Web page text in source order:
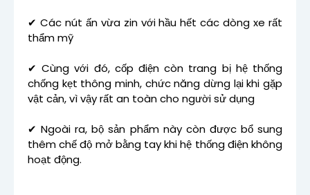
✔ Các nút ấn vừa zin với hầu hết các dòng xe rất
thẩm mỹ
✔ Cùng với đó, cốp điện còn trang bị hệ thống
chống kẹt thông minh, chức năng dừng lại khi gặp
vật cản, vì vậy rất an toàn cho người sử dụng
✔ Ngoài ra, bộ sản phẩm này còn được bổ sung
thêm chế độ mở bằng tay khi hệ thống điện không
hoạt động.